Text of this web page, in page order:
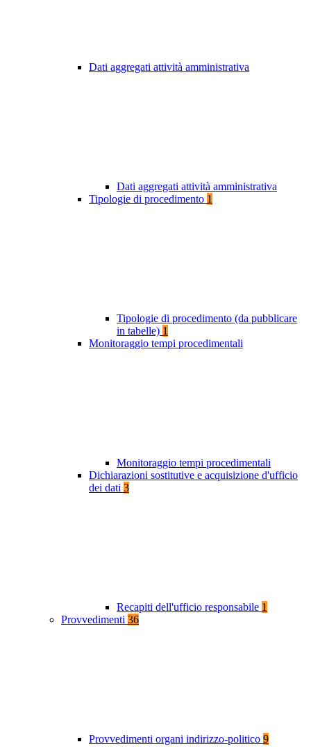
Dati aggregati attività amministrativa
Dati aggregati attività amministrativa
Tipologie di procedimento 1
Tipologie di procedimento (da pubblicare
in tabelle) 1
Monitoraggio tempi procedimentali
Monitoraggio tempi procedimentali
Dichiarazioni sostitutive e acquisizione d'ufficio
dei dati 3
Recapiti dell'ufficio responsabile 1
Provvedimenti 36
Provvedimenti organi indirizzo-politico 9